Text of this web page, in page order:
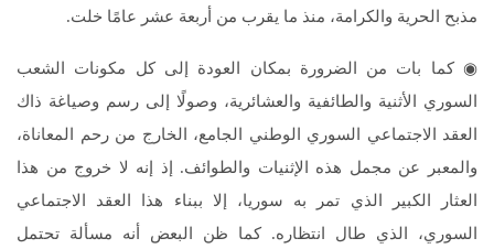
مذبح الحرية والكرامة، منذ ما يقرب من أربعة عشر عامًا خلت.
◉ كما بات من الضرورة بمكان العودة إلى كل مكونات الشعب
السوري الأثنية والطائفية والعشائرية، وصولًا إلى رسم وصياغة ذاك
العقد الاجتماعي السوري الوطني الجامع، الخارج من رحم المعاناة،
والمعبر عن مجمل هذه الإثنيات والطوائف. إذ إنه لا خروج من هذا
العثار الكبير الذي تمر به سوريا، إلا ببناء هذا العقد الاجتماعي
السوري، الذي طال انتظاره. كما ظن البعض أنه مسألة تحتمل